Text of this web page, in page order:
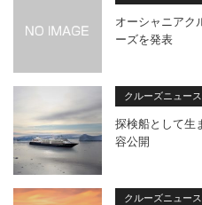
オーシャニアク
ーズを発表
クルーズニュース
探検船として生
容公開
クルーズニュース